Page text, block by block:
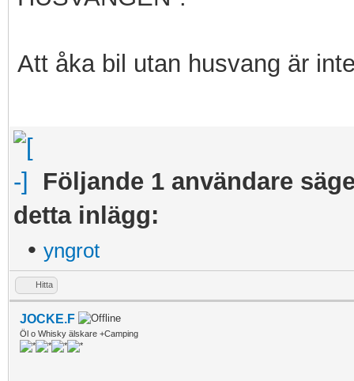
Att åka bil utan husvang är
Följande 1 användare
detta inlägg:
• yngrot
Hitta
JOCKE.F
Öl o Whisky älskare +Camping